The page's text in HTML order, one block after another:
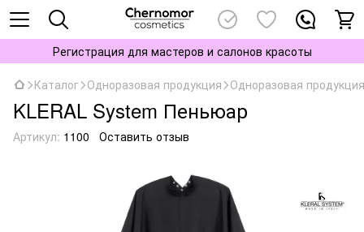
Регистрация для мастеров и салонов красоты
Каталог Одноразовая продукция Одноразовая
KLERAL System Пеньюар
Артикул: 1100 Оставить отзыв